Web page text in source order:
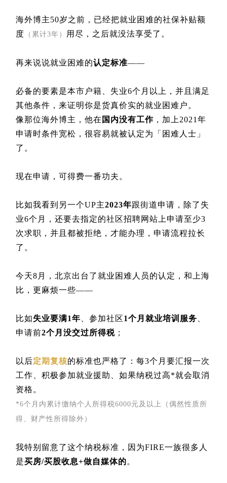
海外博主50岁之前，已经把就业困难的社保补贴额
度 （累计3年） 用尽，之后就没法享受了。
再来说说就业困难的认定标准——
必备的要素是本市户籍、失业6个月以上，并且满足
其他条件，来证明你是货真价实的就业困难户。
像那位海外博主，他在 国内没有工作 ，加上2021年
申请时条件宽松，很容易就被认定为「困难人士」
了。
现在申请，可得费一番功夫。
比如我看到另一个UP主2023年跟街道申请，除了失
业6个月，还要去指定的社区招聘网站上申请至少3
次求职，并且都被拒绝，才能办理，申请流程拉长
了。
今天8月，北京出台了就业困难人员的认定，和上海
比，更麻烦一些——
比如失业要满1年 、参加社区1个月就业培训服务
申请前2个月没交过所得税 ；
以后定期复核的标准也严格了：每3个月要汇报一次
工作、积极参加就业援助、如果纳税过高*就会取消
资格。
*6个月内累计缴纳个人所得税6000元及以上（偶然性质所
得、财产性所得除外）
我特别留意了这个纳税标准，因为FIRE一族很多人
是买房/买股收息+做自媒体的。